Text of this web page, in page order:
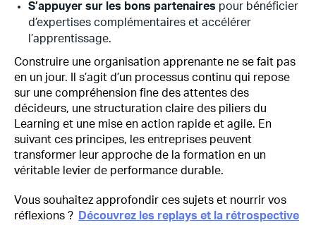
S’appuyer sur les bons partenaires pour bénéficier
d’expertises complémentaires et accélérer
l’apprentissage.
Construire une organisation apprenante ne se fait pas
en un jour. Il s’agit d’un processus continu qui repose
sur une compréhension fine des attentes des
décideurs, une structuration claire des piliers du
Learning et une mise en action rapide et agile. En
suivant ces principes, les entreprises peuvent
transformer leur approche de la formation en un
véritable levier de performance durable.
Vous souhaitez approfondir ces sujets et nourrir vos
réflexions ?
Découvrez les replays et la rétrospective